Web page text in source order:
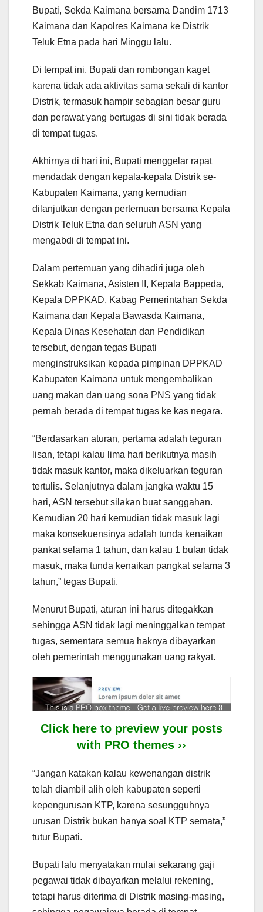
Bupati, Sekda Kaimana bersama Dandim 1713
Kaimana dan Kapolres Kaimana ke Distrik
Teluk Etna pada hari Minggu lalu.
Di tempat ini, Bupati dan rombongan kaget
karena tidak ada aktivitas sama sekali di kantor
Distrik, termasuk hampir sebagian besar guru
dan perawat yang bertugas di sini tidak berada
di tempat tugas.
Akhirnya di hari ini, Bupati menggelar rapat
mendadak dengan kepala-kepala Distrik se-
Kabupaten Kaimana, yang kemudian
dilanjutkan dengan pertemuan bersama Kepala
Distrik Teluk Etna dan seluruh ASN yang
mengabdi di tempat ini.
Dalam pertemuan yang dihadiri juga oleh
Sekkab Kaimana, Asisten II, Kepala Bappeda,
Kepala DPPKAD, Kabag Pemerintahan Sekda
Kaimana dan Kepala Bawasda Kaimana,
Kepala Dinas Kesehatan dan Pendidikan
tersebut, dengan tegas Bupati
menginstruksikan kepada pimpinan DPPKAD
Kabupaten Kaimana untuk mengembalikan
uang makan dan uang sona PNS yang tidak
pernah berada di tempat tugas ke kas negara.
“Berdasarkan aturan, pertama adalah teguran
lisan, tetapi kalau lima hari berikutnya masih
tidak masuk kantor, maka dikeluarkan teguran
tertulis. Selanjutnya dalam jangka waktu 15
hari, ASN tersebut silakan buat sanggahan.
Kemudian 20 hari kemudian tidak masuk lagi
maka konsekuensinya adalah tunda kenaikan
pankat selama 1 tahun, dan kalau 1 bulan tidak
masuk, maka tunda kenaikan pangkat selama 3
tahun,” tegas Bupati.
Menurut Bupati, aturan ini harus ditegakkan
sehingga ASN tidak lagi meninggalkan tempat
tugas, sementara semua haknya dibayarkan
oleh pemerintah menggunakan uang rakyat.
Click here to preview your posts
with PRO themes ››
“Jangan katakan kalau kewenangan distrik
telah diambil alih oleh kabupaten seperti
kepengurusan KTP, karena sesungguhnya
urusan Distrik bukan hanya soal KTP semata,”
tutur Bupati.
Bupati lalu menyatakan mulai sekarang gaji
pegawai tidak dibayarkan melalui rekening,
tetapi harus diterima di Distrik masing-masing,